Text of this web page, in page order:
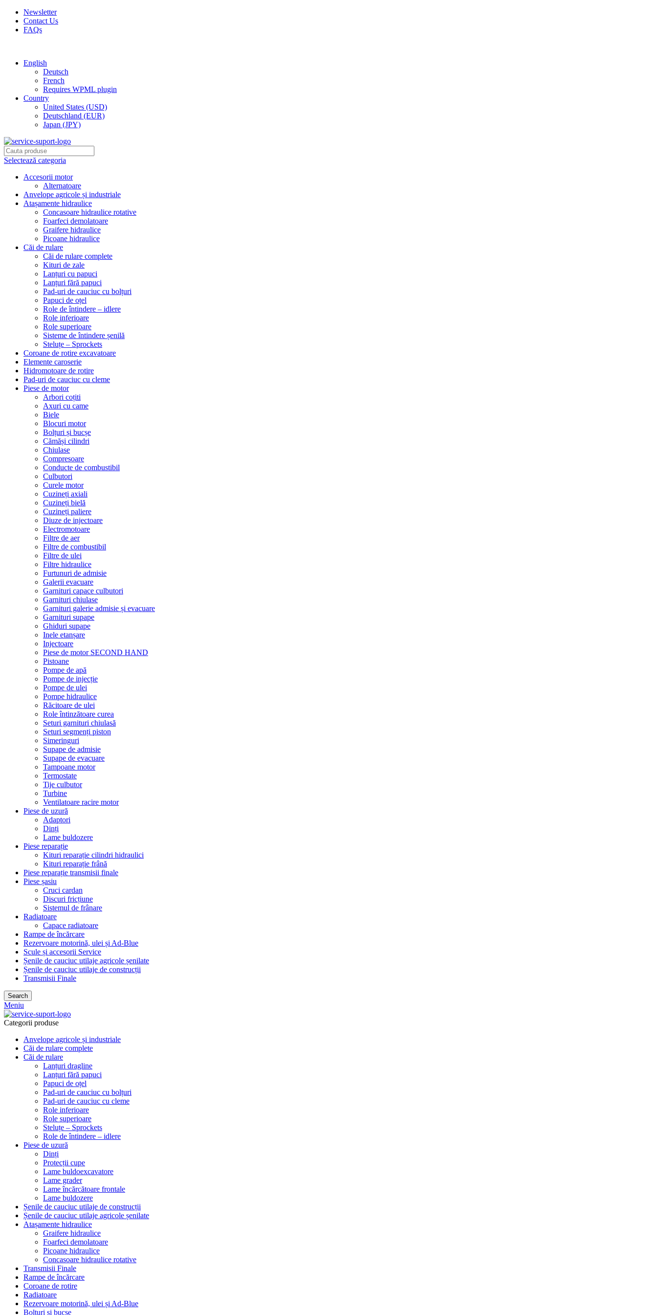
Newsletter
Contact Us
FAQs
English
Deutsch
French
Requires WPML plugin
Country
United States (USD)
Deutschland (EUR)
Japan (JPY)
Selectează categoria
Accesorii motor
Alternatoare
Anvelope agricole și industriale
Atașamente hidraulice
Concasoare hidraulice rotative
Foarfeci demolatoare
Graifere hidraulice
Picoane hidraulice
Căi de rulare
Căi de rulare complete
Kituri de zale
Lanțuri cu papuci
Lanțuri fără papuci
Pad-uri de cauciuc cu bolțuri
Papuci de oțel
Role de întindere – idlere
Role inferioare
Role superioare
Sisteme de întindere șenilă
Steluțe – Sprockets
Coroane de rotire excavatoare
Elemente caroserie
Hidromotoare de rotire
Pad-uri de cauciuc cu cleme
Piese de motor
Arbori coțiti
Axuri cu came
Biele
Blocuri motor
Bolțuri și bucșe
Cămăși cilindri
Chiulase
Compresoare
Conducte de combustibil
Culbutori
Curele motor
Cuzineți axiali
Cuzineți bielă
Cuzineți paliere
Diuze de injectoare
Electromotoare
Filtre de aer
Filtre de combustibil
Filtre de ulei
Filtre hidraulice
Furtunuri de admisie
Galerii evacuare
Garnituri capace culbutori
Garnituri chiulase
Garnituri galerie admisie și evacuare
Garnituri supape
Ghiduri supape
Inele etanșare
Injectoare
Piese de motor SECOND HAND
Pistoane
Pompe de apă
Pompe de injecție
Pompe de ulei
Pompe hidraulice
Răcitoare de ulei
Role întinzătoare curea
Seturi garnituri chiulasă
Seturi segmenți piston
Simeringuri
Supape de admisie
Supape de evacuare
Tampoane motor
Termostate
Tije culbutor
Turbine
Ventilatoare racire motor
Piese de uzură
Adaptori
Dinți
Lame buldozere
Piese reparație
Kituri reparație cilindri hidraulici
Kituri reparație frână
Piese reparație transmisii finale
Piese șasiu
Cruci cardan
Discuri fricțiune
Sistemul de frânare
Radiatoare
Capace radiatoare
Rampe de încărcare
Rezervoare motorină, ulei și Ad-Blue
Scule și accesorii Service
Șenile de cauciuc utilaje agricole șenilate
Șenile de cauciuc utilaje de construcții
Transmisii Finale
Search
Meniu
Categorii produse
Anvelope agricole și industriale
Căi de rulare complete
Căi de rulare
Lanțuri dragline
Lanțuri fără papuci
Papuci de oțel
Pad-uri de cauciuc cu bolțuri
Pad-uri de cauciuc cu cleme
Role inferioare
Role superioare
Steluțe – Sprockets
Role de întindere – idlere
Piese de uzură
Dinți
Protecții cupe
Lame buldoexcavatore
Lame grader
Lame încărcătoare frontale
Lame buldozere
Șenile de cauciuc utilaje de construcții
Șenile de cauciuc utilaje agricole șenilate
Atașamente hidraulice
Graifere hidraulice
Foarfeci demolatoare
Picoane hidraulice
Concasoare hidraulice rotative
Transmisii Finale
Rampe de încărcare
Coroane de rotire
Radiatoare
Rezervoare motorină, ulei și Ad-Blue
Bolțuri și bucșe